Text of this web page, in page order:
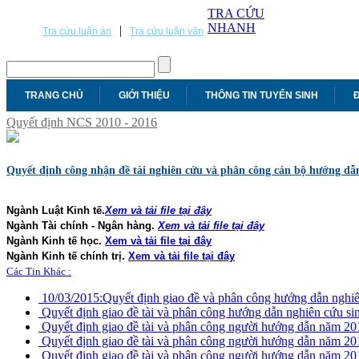
Tra cứu luận án | Tra cứu luận văn
TRA CỨU
NHANH
TRANG CHỦ GIỚI THIỆU THÔNG TIN TUYỂN SINH
Quyết định NCS 2010 - 2016
Quyết định công nhận đề tài nghiên cứu và phân công cán bộ hướng
Ngành Luật Kinh tế.Xem và tải file tại đây
Ngành Tài chính - Ngân hàng. Xem và tải file tại đây
Ngành Kinh tế học. Xem và tải file tại đây
Ngành Kinh tế chính trị. Xem và tải file tại đây
Các Tin Khác :
10/03/2015:Quyết định giao đề và phân công hướng dẫn
Quyết định giao đề tài và phân công hướng dẫn nghiên cứu
Quyết định giao đề tài và phân công người hướng dẫn năm
Quyết định giao đề tài và phân công người hướng dẫn năm
Quyết định giao đề tài và phân công người hướng dẫn năm